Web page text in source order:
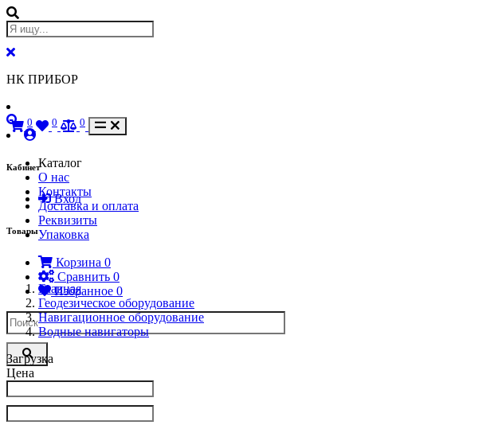
НК ПРИБОР
Кабинет
Вход
Товары
Корзина 0
Сравнить 0
Избранное 0
Написать в Телеграм
0 0 0
Каталог
О нас
Контакты
Доставка и оплата
Реквизиты
Упаковка
Главная
Геодезическое оборудование
Навигационное оборудование
Водные навигаторы
Загрузка
Цена